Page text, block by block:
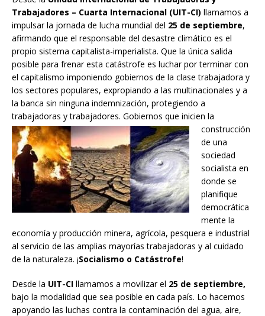
Trabajadores – Cuarta Internacional (UIT-CI) llamamos a
impulsar la jornada de lucha mundial del 25 de septiembre,
afirmando que el responsable del desastre climático es el
propio sistema capitalista-imperialista. Que la única salida
posible para frenar esta catástrofe es luchar por terminar con
el capitalismo imponiendo gobiernos de la clase trabajadora y
los sectores populares, expropiando a las multinacionales y a
la banca sin ninguna indemnización, protegiendo a
trabajadoras ytrabajadores. Gobiernos que inicien la
construcción
de una
sociedad
socialista en
donde se
planifique
democrática
mente la
economía y producción minera, agrícola, pesquera e industrial
al servicio de las amplias mayorías trabajadoras y al cuidado
de la naturaleza. ¡Socialismo o Catástrofe!
Desde la UIT-CI llamamos a movilizar el 25 de septiembre,
bajo la modalidad que sea posible en cada país. Lo hacemos
apoyando las luchas contra la contaminación del agua, aire,